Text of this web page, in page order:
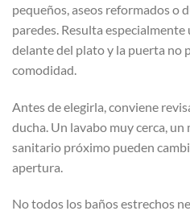
pequeños, aseos reformados o
paredes. Resulta
delante del plato y la puerta no
comodidad.
Antes de elegirla, conviene
ducha. Un lavabo muy cerca,
sanitario próximo pueden
apertura.
No todos los baños estrechos